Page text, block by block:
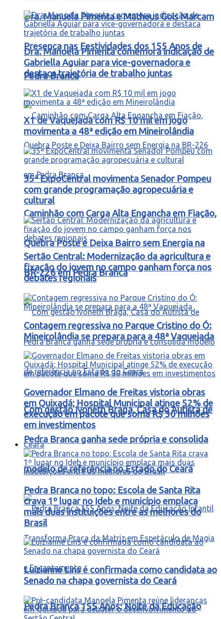
Dra. Manuela Pimenta e Matheus Gois Marcam
Presença nas Festividades dos 155 Anos de
Pedra Branca
Caminhão com Carga Alta Engancha em Fiação,
Quebra Poste e Deixa Bairro sem Energia na
BR-226 em Pedra Branca
Com gestão Ivoneth Braga, Casa do Autista de
Pedra Branca ganha sede própria e consolida
modelo de referência no Estado do Ceará
Pedra Branca 155 Anos: Noite da Educação
Dra. Manoela Pimenta comemora indicação de
Gabriella Aguiar para vice-governadora e
destaca trajetória de trabalho juntas
X1 de Vaquejada com R$ 10 mil em jogo
movimenta a 48ª edição em Mineirolândia
35ª ExpoCentral movimenta Senador Pompeu
com grande programação agropecuária e
cultural
Sertão Central: Modernização da agricultura e
fixação do jovem no campo ganham força nos
debates regionais
Contagem regressiva no Parque Cristino do Ó:
Mineirolândia se prepara para a 48ª Vaquejada
Governador Elmano de Freitas vistoria obras
em Quixadá; Hospital Municipal atinge 52% de
execução em pacote que soma R$ 30 milhões
em investimentos
Ceará
Pedra Branca no topo: Escola de Santa Rita
crava 1º lugar no Ideb e município emplaca
mais duas instituições entre as melhores do
Brasil
Luizianne Lins é confirmada como candidata ao
Senado na chapa governista do Ceará